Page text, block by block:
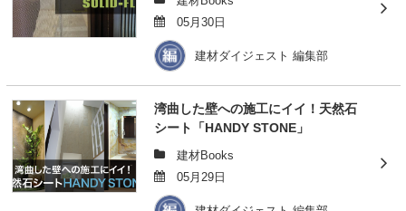
05月30日
建材ダイジェスト 編集部
湾曲した壁への施工にイイ！天然石
シート「HANDY STONE」
建材Books
05月29日